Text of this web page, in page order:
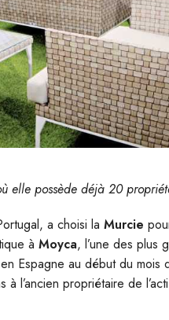
elle possède déjà 20
a choisi la Murcie
à Moyca, l’une des plus
Espagne au début du mois
l’ancien propriétaire de